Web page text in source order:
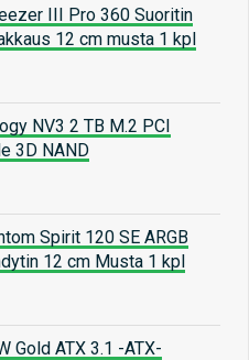
III Pro 360 Suoritin
12 cm musta 1 kpl
NV3 2 TB M.2 PCI
3D NAND
Spirit 120 SE ARGB
12 cm Musta 1 kpl
Gold ATX 3.1 -ATX-